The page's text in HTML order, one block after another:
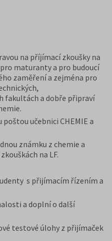
na příjímací zkoušky na
maturanty a pro budoucí
zaměření a zejména pro
fakultách a dobře připraví
učebnici CHEMIE a
známku z chemie a
na LF.
s přijímacím řízením a
a doplní o další
testové úlohy z přijímaček